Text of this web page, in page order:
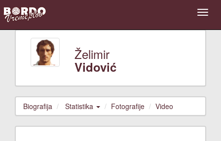
Želimir
Vidović
Biografija Statistika Fotografije Video